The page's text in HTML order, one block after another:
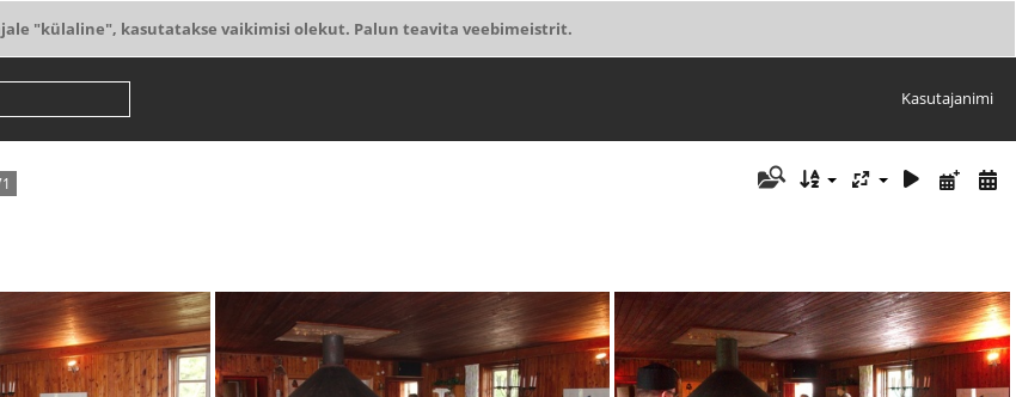
"külaline", kasutatakse vaikimisi olekut. Palun teavita veebimeistrit.
Kasutajanimi